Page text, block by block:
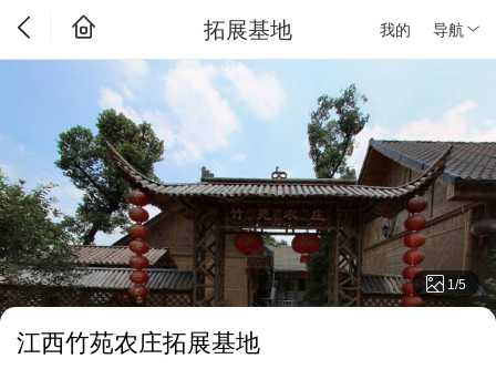
我的 导航
拓展基地
1/5
江西竹苑农庄拓展基地